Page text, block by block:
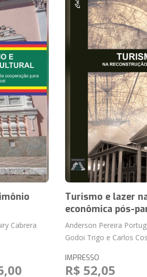
Cabrera
Turismo e lazer
econômica pós-
Anderson Pereira
Godoi Trigo e Carlos
IMPRESSO
R$ 52,05